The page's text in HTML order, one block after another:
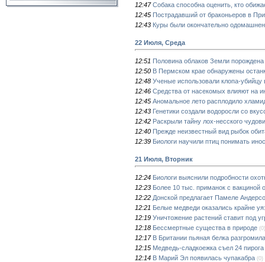
12:47 Собака способна оценить, кто
12:45 Пострадавший от браконьеров в
12:43 Куры были окончательно
22 Июля, Среда
12:51 Половина облаков Земли
12:50 В Пермском крае обнаружены
12:48 Ученые использовали клопа-убийцу
12:46 Средства от насекомых влияют на
12:45 Аномальное лето расплодило
12:43 Генетики создали водоросли со
12:42 Раскрыли тайну лох-несского
12:40 Прежде неизвестный вид рыбок
12:39 Биологи научили птиц понимать
21 Июля, Вторник
12:24 Биологи выяснили подробности
12:23 Более 10 тыс. приманок с вакциной
12:22 Донской предлагает Памеле
12:21 Белые медведи оказались крайне
12:19 Уничтожение растений ставит под
12:18 Бессмертные существа в природе (0)
12:17 В Британии пьяная белка
12:15 Медведь-сладкоежка съел 24
12:14 В Марий Эл появилась чупакабра (0)